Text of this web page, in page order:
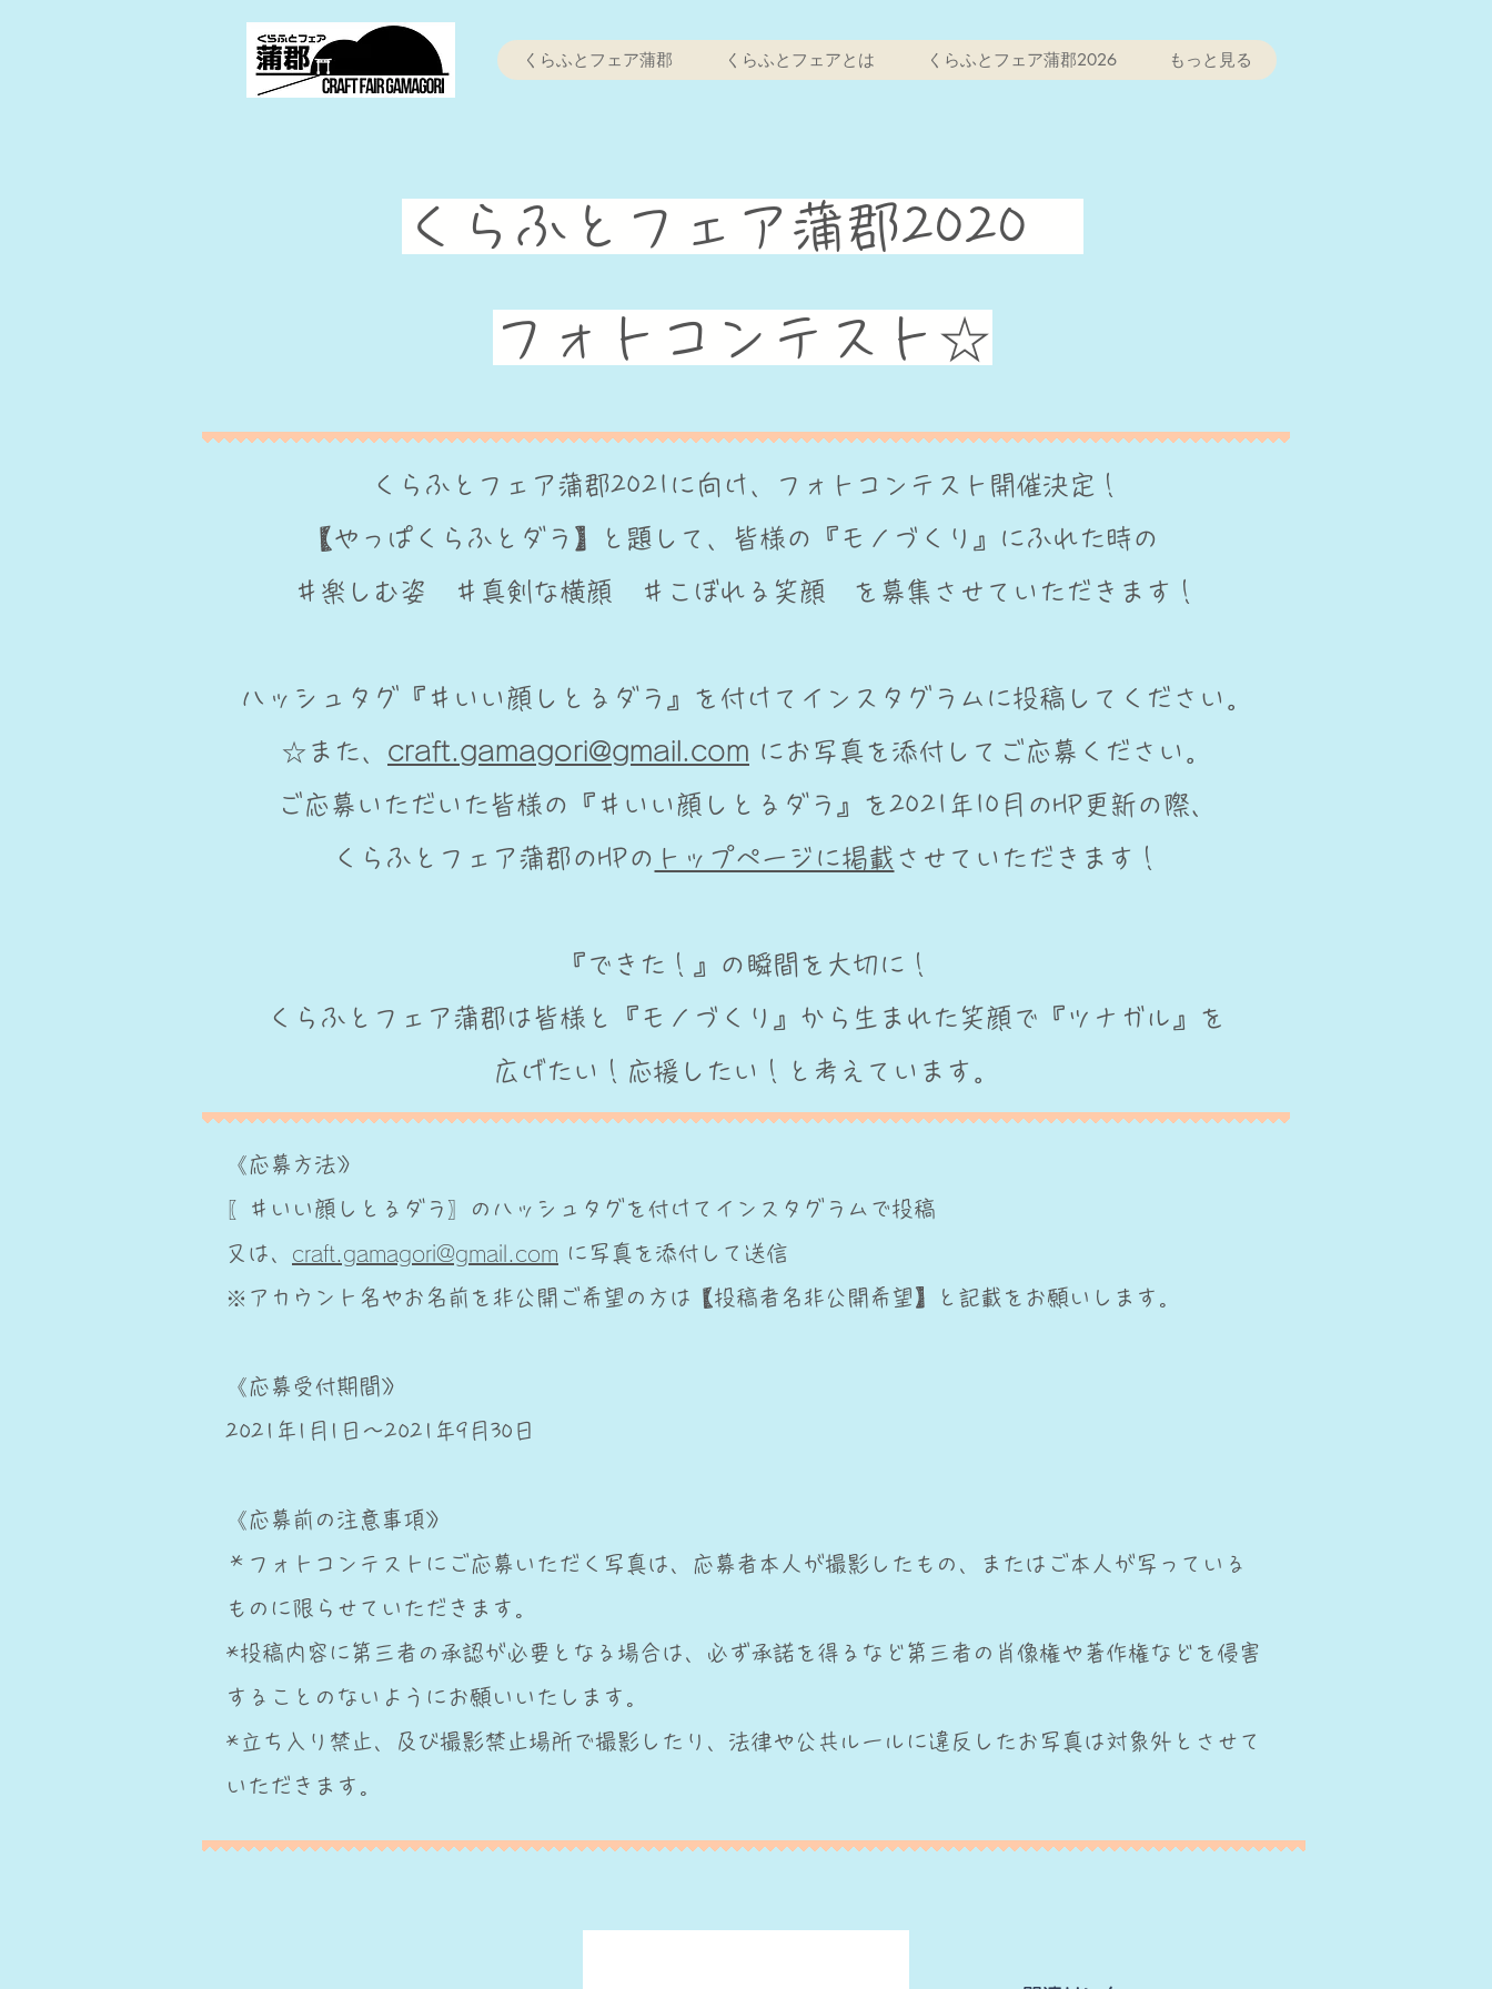
くらふとフェア蒲郡 くらふとフェアとは くらふとフェア蒲郡2026 もっと見る
​くらふとフェア蒲郡2020
フォトコンテスト☆
​くらふとフェア蒲郡2021に向け、フォトコンテスト開催決定！
【やっぱくらふとダラ】と題して、皆様の『モノづくり』にふれた時の
＃楽しむ姿 ＃真剣な横顔 ＃こぼれる笑顔 を募集させていただきます！
ハッシュタグ『＃いい顔しとるダラ』を付けてインスタグラムに投稿してください。
☆また、 craft.gamagori@gmail.com にお写真を添付してご応募ください。
ご応募いただいた皆様の『＃いい顔しとるダラ』を2021年10月のHP更新の際、
くらふとフェア蒲郡のHPの トップページに掲載 させていただきます！
『できた！』の瞬間を大切に！
​くらふとフェア蒲郡は皆様と『モノづくり』から生まれた笑顔で『ツナガル』を
広げたい！応援したい！と考えています。
《応募方法》
〖＃いい顔しとるダラ〗のハッシュタグを付けてインスタグラムで投稿
又は、 craft.gamagori@gmail.com に写真を添付して送信
※アカウント名やお名前を非公開ご希望の方は【投稿者名非公開希望】と記載をお願いします。
《応募受付期間》
2021年1月1日～2021年9月30日
《応募前の注意事項》
＊フォトコンテストにご応募いただく写真は、応募者本人が撮影したもの、またはご本人が写っている
ものに限らせていただきます。
*投稿内容に第三者の承認が必要となる場合は、必ず承諾を得るなど第三者の肖像権や著作権などを侵害
することのないようにお願いいたします。
​*立ち入り禁止、及び撮影禁止場所で撮影したり、法律や公共ルールに違反したお写真は対象外とさせて
いただきます。